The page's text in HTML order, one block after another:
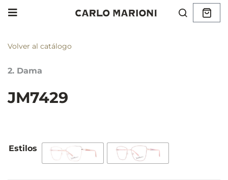
Volver al catálogo
2. Dama
JM7429